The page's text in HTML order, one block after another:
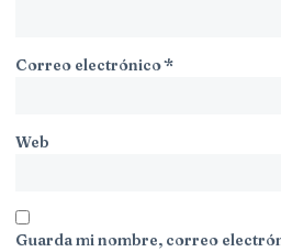
Correo electrónico*
Web
Guarda mi nombre, correo